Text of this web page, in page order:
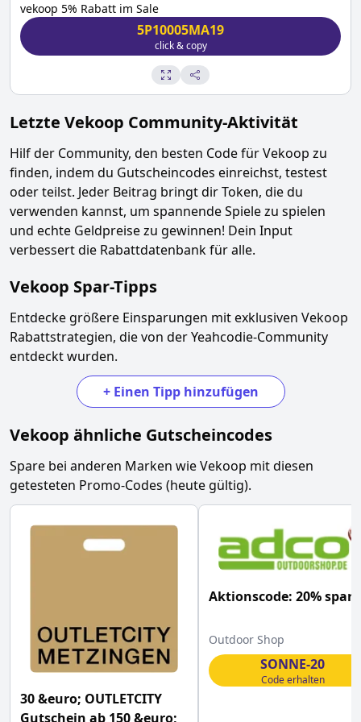
vekoop 5% Rabatt im Sale
5P10005MA19
click & copy
Letzte Vekoop Community-Aktivität
Hilf der Community, den besten Code fürVekoop zu
finden, indem du Gutscheincodes einreichst, testest
oder teilst. Jeder Beitrag bringt dir Token, die du
verwenden kannst, um spannende Spiele zu spielen
und echte Geldpreise zu gewinnen! Dein Input
verbessert die Rabattdatenbank für alle.
Vekoop Spar-Tipps
Entdecke größere Einsparungen mit exklusiven Vekoop
Rabattstrategien, die von der Yeahcodie-Community
entdeckt wurden.
+ Einen Tipp hinzufügen
Vekoop ähnliche Gutscheincodes
Spare bei anderen Marken wieVekoop mit diesen
getesteten Promo-Codes (heute gültig).
30 &euro; OUTLETCITY
Gutschein ab 150 &euro;
Aktionscode: 20%
Outdoor Shop
SONNE-20
Code erhalten